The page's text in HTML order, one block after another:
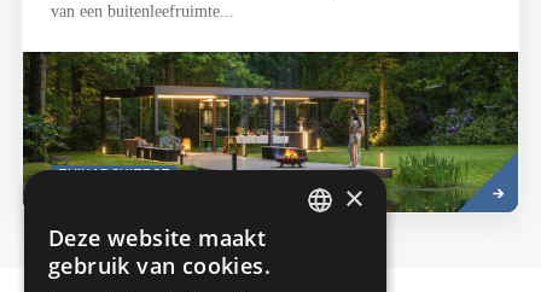
van een buitenleefruimte...
TUINARCHITECT
Lees
meer
×
Deze website maakt
gebruik van cookies.